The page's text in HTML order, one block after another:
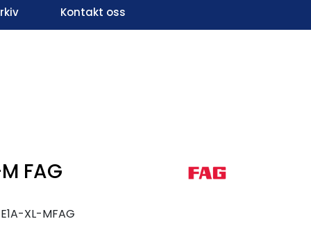
Infosenter
Kontakt oss
FAG
XL-MFAG